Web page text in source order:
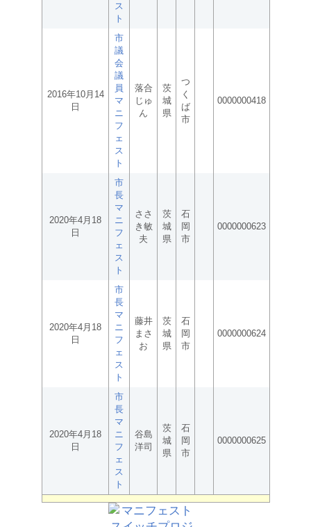
ス
ト
2016年10月14
日
市
議
会
議
員
マ
ニ
フ
ェ
ス
ト
落合
じゅ
ん
茨
城
県
つ
く
ば
市
0000000418
2020年4月18
日
市
長
マ
ニ
フ
ェ
ス
ト
ささ
き敏
夫
茨
城
県
石
岡
市
0000000623
2020年4月18
日
市
長
マ
ニ
フ
ェ
ス
ト
藤井
まさ
お
茨
城
県
石
岡
市
0000000624
2020年4月18
日
市
長
マ
ニ
フ
ェ
ス
ト
谷島
洋司
茨
城
県
石
岡
市
0000000625